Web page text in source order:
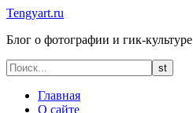
Tengyart.ru
Блог о фотографии и гик-культуре
Главная
О сайте